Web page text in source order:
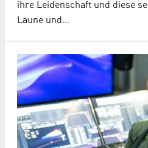
ihre Leidenschaft und diese
Laune und…